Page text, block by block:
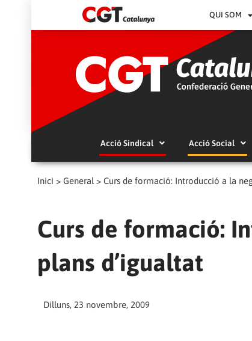
QUI SOM
Acció Sindical Acció Social
Inici > General > Curs de formació: Introducció a la
Curs de formació:
plans d’igualtat
Dilluns, 23 novembre, 2009